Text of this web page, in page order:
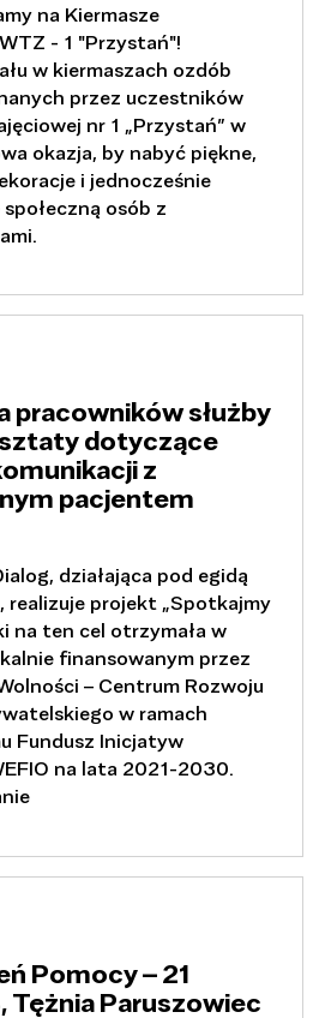
na Kiermasze
- 1 "Przystań"!
w kiermaszach ozdób
przez uczestników
nr 1 „Przystań” w
okazja, by nabyć piękne,
i jednocześnie
osób z
pracowników służby
dotyczące
z
pacjentem
działająca pod egidą
realizuje projekt „Spotkajmy
na ten cel otrzymała w
finansowanym przez
– Centrum Rozwoju
w ramach
Fundusz Inicjatyw
na lata 2021-2030.
Pomocy – 21
Tężnia Paruszowiec